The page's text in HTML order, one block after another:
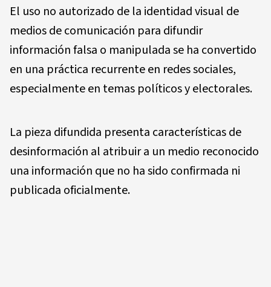
El uso no autorizado de la identidad visual de
medios de comunicación para difundir
información falsa o manipulada se ha convertido
en una práctica recurrente en redes sociales,
especialmente en temas políticos y electorales.
La pieza difundida presenta características de
desinformación al atribuir a un medio reconocido
una información que no ha sido confirmada ni
publicada oficialmente.